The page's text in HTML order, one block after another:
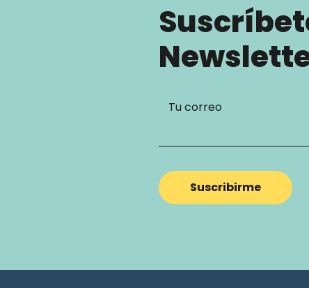
Tu correo
Suscribirme